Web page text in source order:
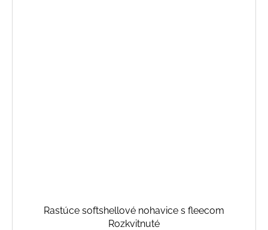
Rastúce softshellové nohavice s fleecom
Rozkvitnuté